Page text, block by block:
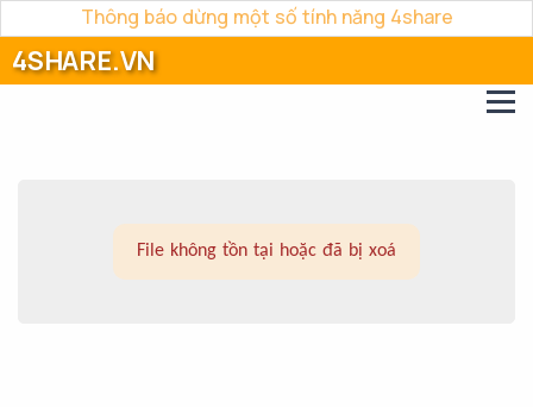
Thông báo dừng một số tính năng 4share
4SHARE.VN
File không tồn tại hoặc đã bị xoá